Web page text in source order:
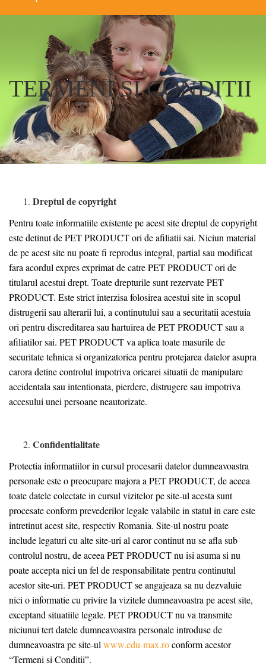
TERMENI SI CONDITII
Dreptul de copyright
Pentru toate informatiile existente pe acest site dreptul de copyright
este detinut de PET PRODUCT ori de afiliatii sai. Niciun material
de pe acest site nu poate fi reprodus integral, partial sau modificat
fara acordul expres exprimat de catre PET PRODUCT ori de
titularul acestui drept. Toate drepturile sunt rezervate PET
PRODUCT. Este strict interzisa folosirea acestui site in scopul
distrugerii sau alterarii lui, a continutului sau a securitatii acestuia
ori pentru discreditarea sau hartuirea de PET PRODUCT sau a
afiliatilor sai. PET PRODUCT va aplica toate masurile de
securitate tehnica si organizatorica pentru protejarea datelor asupra
carora detine controlul impotriva oricarei situatii de manipulare
accidentala sau intentionata, pierdere, distrugere sau impotriva
accesului unei persoane neautorizate.
Confidentialitate
Protectia informatiilor in cursul procesarii datelor dumneavoastra
personale este o preocupare majora a PET PRODUCT, de aceea
toate datele colectate in cursul vizitelor pe site-ul acesta sunt
procesate conform prevederilor legale valabile in statul in care este
intretinut acest site, respectiv Romania. Site-ul nostru poate
include legaturi cu alte site-uri al caror continut nu se afla sub
controlul nostru, de aceea PET PRODUCT nu isi asuma si nu
poate accepta nici un fel de responsabilitate pentru continutul
acestor site-uri. PET PRODUCT se angajeaza sa nu dezvaluie
nici o informatie cu privire la vizitele dumneavoastra pe acest site,
exceptand situatiile legale. PET PRODUCT nu va transmite
niciunui tert datele dumneavoastra personale introduse de
dumneavoastra pe site-ul www.edu-max.roconform acestor
“Termeni si Conditii”.